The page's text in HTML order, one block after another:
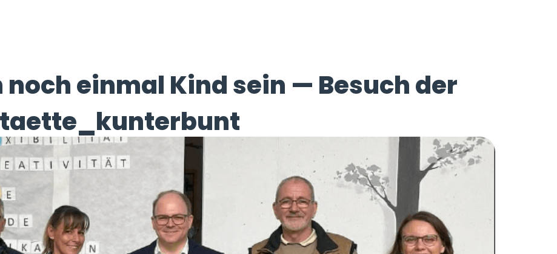
einmal Kind sein — Besuch der